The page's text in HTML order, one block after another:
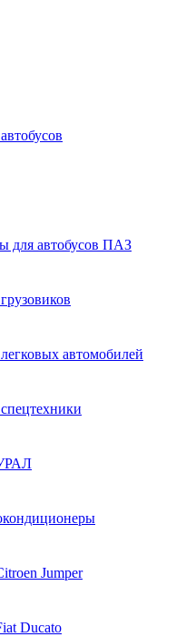
для автобусов ПАЗ
автомобилей
Jumper
Ducato